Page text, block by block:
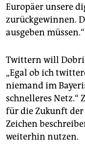
Europäer unsere
zurückgewinnen.
ausgeben müssen.“
Twittern will
„Egal ob ich
niemand im
schnelleres Netz.“
für die Zukunft
Zeichen
weiterhin nutzen.